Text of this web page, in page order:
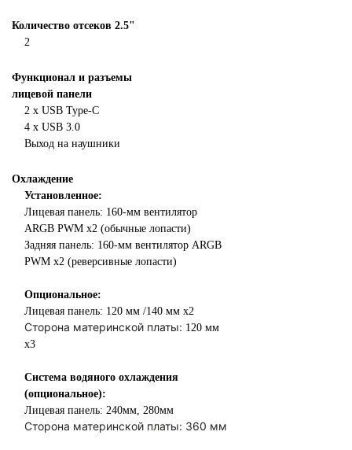
Количество отсеков 2.5"
2
Функционал и разъемы
лицевой панели
2 х USB Type-C
4 х USB 3.0
Выход на наушники
Охлаждение
Установленное:
Лицевая панель: 160-мм вентилятор
ARGB PWM x2 (обычные лопасти)
Задняя панель: 160-мм вентилятор ARGB
PWM x2 (реверсивные лопасти)
Опциональное:
Лицевая панель: 120 мм /140 мм х2
Сторона материнской платы: 120 мм
х3
Система водяного охлаждения
(опциональное):
Лицевая панель: 240мм, 280мм
Сторона материнской платы: 360 мм